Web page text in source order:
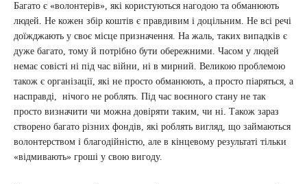
Багато є «волонтерів», які користуються нагодою та обманюють
людей. Не кожен збір коштів є правдивим і доцільним. Не всі речі
доїжджають у своє місце призначення. На жаль, таких випадків є
дуже багато, тому й потрібно бути обережними. Часом у людей
немає совісті ні під час війни, ні в мирний. Великою проблемою
також є організації, які не просто обманюють, а просто піаряться, а
насправді, нічого не роблять. Під час воєнного стану не так
просто визначити чи можна довіряти таким, чи ні. Також зараз
створено багато різних фондів, які роблять вигляд, що займаються
волонтерством і благодійністю, але в кінцевому результаті тільки
«відмивають» гроші у свою вигоду.